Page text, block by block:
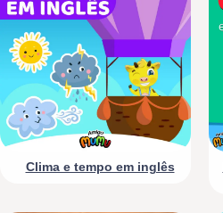
Clima e tempo em inglês